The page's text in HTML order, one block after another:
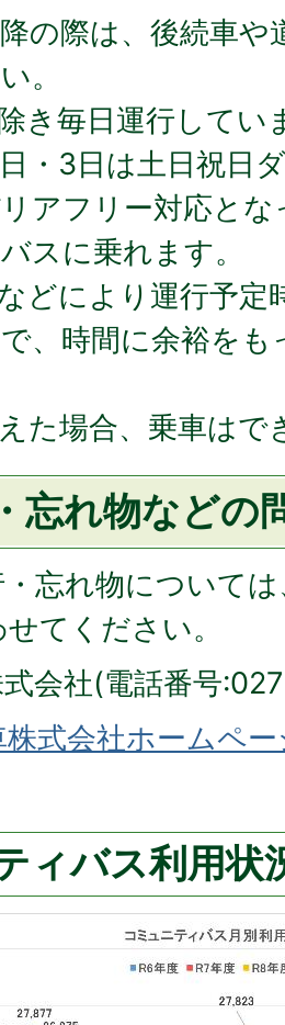
の際は、後続車や
。
き毎日運行して
・3日は土日祝日
アフリー対応と
スに乗れます。
どにより運行予定
、時間に余裕を
た場合、乗車はで
忘れ物などの
忘れ物について
てください。
会社(電話番号
式会社ホームペ
ィバス利用状